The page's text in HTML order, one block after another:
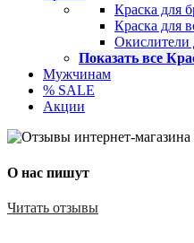
Краска для
Краска для
Окислители
Показать все
Мужчинам
% SALE
Акции
О нас пишут
Читать отзывы